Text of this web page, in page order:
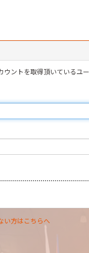
ウントを取得頂いているユ
い方はこちらへ